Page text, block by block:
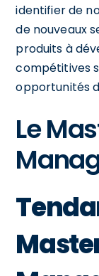
identifier de
de nouveaux
produits à
compétitives
opportunités
Le